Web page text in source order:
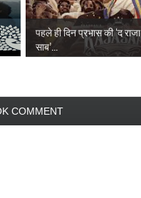
पहले ही दिन प्रभास की ‘द राजा
साब’...
COMMENT